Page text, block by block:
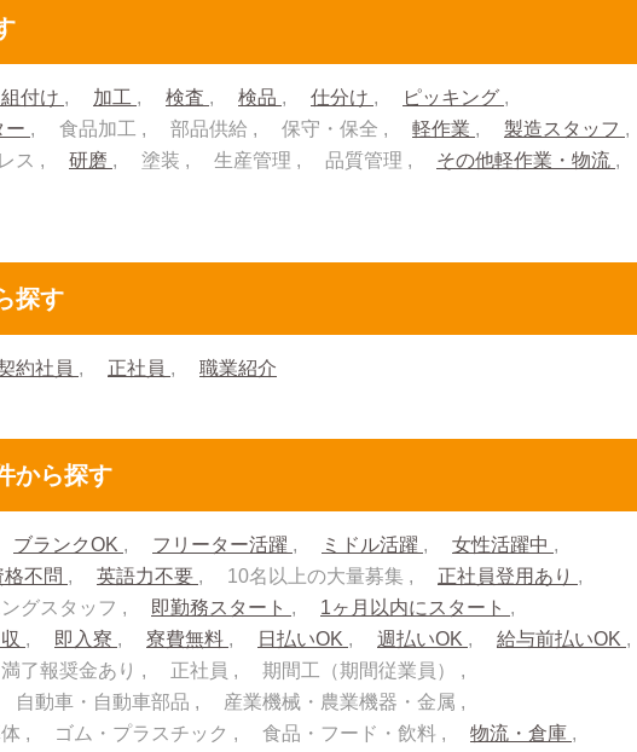
付け 加工 検査 検品 仕分け
ピッキング
ー
食品加工 部品供給 保守・保全 軽作業
製造スタッフ
ス 研磨 塗装 生産管理 品質管理
その他軽作業・物流
探す
約社員 正社員 職業紹介
から探す
ブランクOK フリーター活躍 ミドル活躍
女性活躍中
格不問 英語力不要 10名以上の大量募集
正社員登用あり
グスタッフ 即勤務スタート
1ヶ月以内にスタート
即入寮 寮費無料 日払いOK 週払いOK
給与前払いOK
了報奨金あり 正社員
期間工（期間従業員）
自動車・自動車部品
産業機械・農業機器・金属
ゴム・プラスチック 食品・フード・飲料
物流・倉庫